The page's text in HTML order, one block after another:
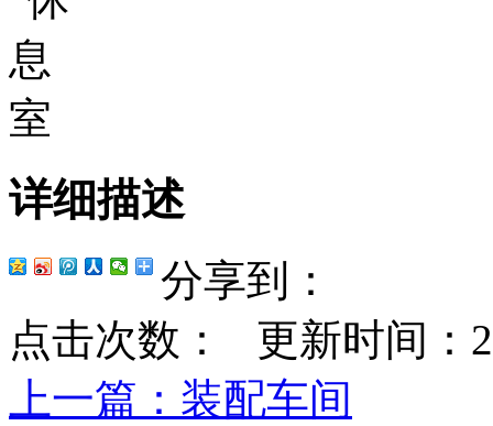
详细描述
分享到：
点击次数：
更新时间：
上一篇 ：装配车间